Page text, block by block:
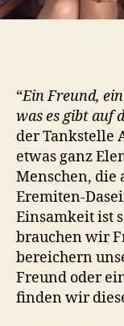
“Ein Freund,
was es gibt auf
der Tankstelle
etwas ganz
Menschen, die
Eremiten-
Einsamkeit ist
brauchen wir
bereichern
Freund oder
finden wir